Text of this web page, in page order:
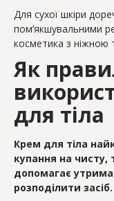
Для сухої шкіри
пом’якшувальними
косметика з ніжною
Як
для тіла
Крем для тіла
купання на чисту,
допомагає
розподілити засіб.